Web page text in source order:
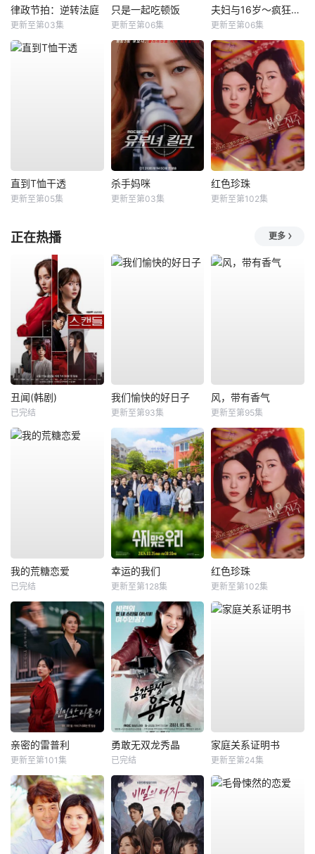
律政节拍：逆转法庭
更新至第03集
只是一起吃顿饭
更新至第06集
夫妇与16岁～疯狂的邻居～
更新至第06集
直到T恤干透
更新至第05集
杀手妈咪
更新至第03集
红色珍珠
更新至第102集
正在热播 更多
丑闻(韩剧)
已完结
我们愉快的好日子
更新至第93集
风，带有香气
更新至第95集
我的荒糖恋爱
已完结
幸运的我们
更新至第128集
红色珍珠
更新至第102集
亲密的雷普利
更新至第101集
勇敢无双龙秀晶
已完结
家庭关系证明书
更新至第24集